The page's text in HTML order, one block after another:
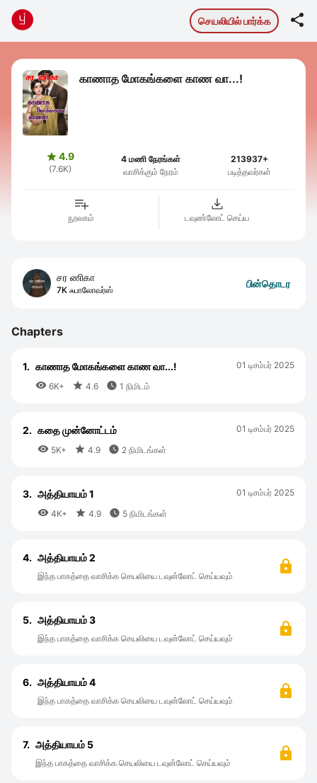
செயலியில் பார்க்க 
காணாத மோகங்களை காண வா...!
4.9
(7.6K)
4 மணி நேரங்கள்
வாசிக்கும் நேரம்
213937+
படித்தவர்கள்
நூலகம் டவுண்லோட் செய்ய
சர ணிகா
7K ஃபாலோவர்ஸ்
பின்தொடர
Chapters
1. காணாத மோகங்களை காண வா...!
 6K+  4.6  1 நிமிடம்
01 டிசம்பர் 2025
2. கதை முன்னோட்டம்
 5K+  4.9  2 நிமிடங்கள்
01 டிசம்பர் 2025
3. அத்தியாயம் 1
 4K+  4.9  5 நிமிடங்கள்
01 டிசம்பர் 2025
4. அத்தியாயம் 2
இந்த பாகத்தை வாசிக்க செயலியை டவுன்லோட் செய்யவும்
5. அத்தியாயம் 3
இந்த பாகத்தை வாசிக்க செயலியை டவுன்லோட் செய்யவும்
6. அத்தியாயம் 4
இந்த பாகத்தை வாசிக்க செயலியை டவுன்லோட் செய்யவும்
7. அத்தியாயம் 5
இந்த பாகத்தை வாசிக்க செயலியை டவுன்லோட் செய்யவும்